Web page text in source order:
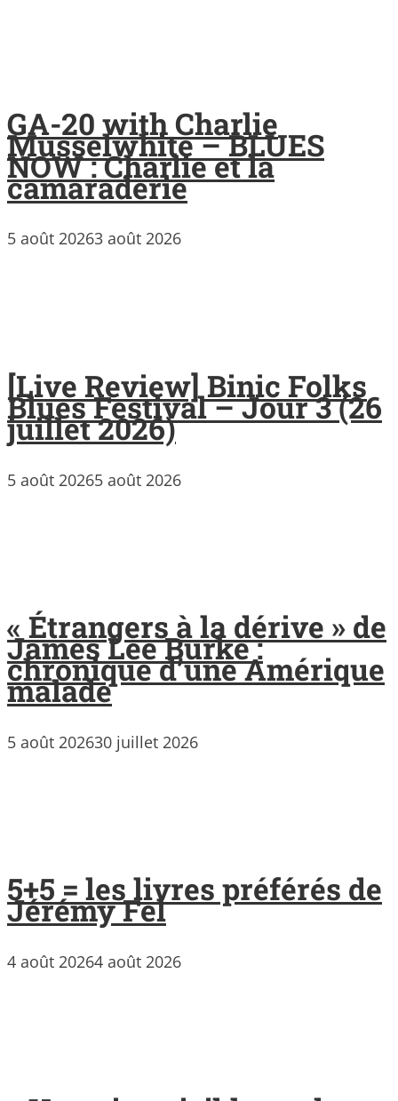
GA-20 with Charlie
Musselwhite – BLUES
NOW : Charlie et la
camaraderie
5 août 20263 août 2026
[Live Review] Binic Folks
Blues Festival – Jour 3 (26
juillet 2026)
5 août 20265 août 2026
« Étrangers à la dérive » de
James Lee Burke :
chronique d’une Amérique
malade
5 août 202630 juillet 2026
5+5 = les livres préférés de
Jérémy Fel
4 août 20264 août 2026